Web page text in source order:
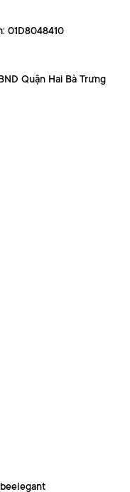
01D8048410
Quận Hai Bà Trưng